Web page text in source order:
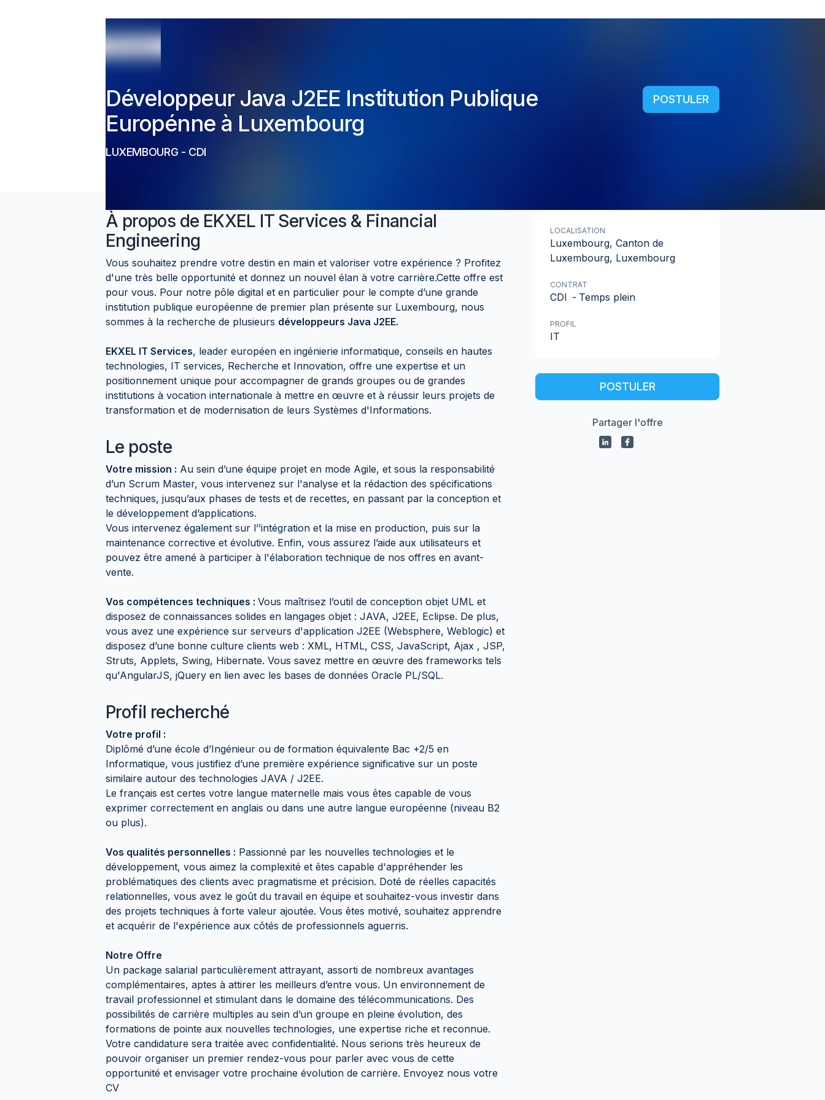
Développeur Java J2EE Institution Publique
Europénne à Luxembourg
LUXEMBOURG - CDI
POSTULER
À propos de EKXEL IT Services & Financial
Engineering
Vous souhaitez prendre votre destin en main et valoriser votre expérience ? Profitez
d'une très belle opportunité et donnez un nouvel élan à votre carrière.Cette offre est
pour vous. Pour notre pôle digital et en particulier pour le compte d’une grande
institution publique européenne de premier plan présente sur Luxembourg, nous
sommes à la recherche de plusieurs développeurs Java J2EE.
EKXEL IT Services, leader européen en ingénierie informatique, conseils en hautes
technologies, IT services, Recherche et Innovation, offre une expertise et un
positionnement unique pour accompagner de grands groupes ou de grandes
institutions à vocation internationale à mettre en œuvre et à réussir leurs projets de
transformation et de modernisation de leurs Systèmes d'Informations.
Le poste
Votre mission : Au sein d’une équipe projet en mode Agile, et sous la responsabilité
d’un Scrum Master, vous intervenez sur l'analyse et la rédaction des spécifications
techniques, jusqu’aux phases de tests et de recettes, en passant par la conception et
le développement d’applications.
Vous intervenez également sur l’’intégration et la mise en production, puis sur la
maintenance corrective et évolutive. Enfin, vous assurez l’aide aux utilisateurs et
pouvez être amené à participer à l'élaboration technique de nos offres en avant-
vente.
Vos compétences techniques : Vous maîtrisez l’outil de conception objet UML et
disposez de connaissances solides en langages objet : JAVA, J2EE, Eclipse. De plus,
vous avez une expérience sur serveurs d'application J2EE (Websphere, Weblogic) et
disposez d’une bonne culture clients web : XML, HTML, CSS, JavaScript, Ajax , JSP,
Struts, Applets, Swing, Hibernate. Vous savez mettre en œuvre des frameworks tels
qu'AngularJS, jQuery en lien avec les bases de données Oracle PL/SQL.
Profil recherché
Votre profil :
Diplômé d’une école d’Ingénieur ou de formation équivalente Bac +2/5 en
Informatique, vous justifiez d’une première expérience significative sur un poste
similaire autour des technologies JAVA / J2EE.
Le français est certes votre langue maternelle mais vous êtes capable de vous
exprimer correctement en anglais ou dans une autre langue européenne (niveau B2
ou plus).
Vos qualités personnelles : Passionné par les nouvelles technologies et le
développement, vous aimez la complexité et êtes capable d'appréhender les
problématiques des clients avec pragmatisme et précision. Doté de réelles capacités
relationnelles, vous avez le goût du travail en équipe et souhaitez-vous investir dans
des projets techniques à forte valeur ajoutée. Vous êtes motivé, souhaitez apprendre
et acquérir de l'expérience aux côtés de professionnels aguerris.
Notre Offre
Un package salarial particulièrement attrayant, assorti de nombreux avantages
complémentaires, aptes à attirer les meilleurs d’entre vous. Un environnement de
travail professionnel et stimulant dans le domaine des télécommunications. Des
possibilités de carrière multiples au sein d’un groupe en pleine évolution, des
formations de pointe aux nouvelles technologies, une expertise riche et reconnue.
Votre candidature sera traitée avec confidentialité. Nous serions très heureux de
pouvoir organiser un premier rendez-vous pour parler avec vous de cette
opportunité et envisager votre prochaine évolution de carrière. Envoyez nous votre
CV
LOCALISATION
Luxembourg, Canton de
Luxembourg, Luxembourg
CONTRAT
CDI - Temps plein
PROFIL
IT
POSTULER
Partager l'offre